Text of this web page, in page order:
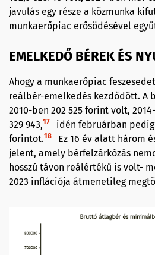
javulás egy része a közmunka
munkaerőpiac erősödésével
EMELKEDŐ BÉREK ÉS
Ahogy a munkaerőpiac
reálbér-emelkedés kezdődött. A
2010-ben 202 525 forint volt,
329 943,17
idén februárban
forintot.18
Ez 16 év alatt három
jelent, amely bérfelzárkózás
hosszú távon reálértékű is volt-
2023 inflációja átmenetileg